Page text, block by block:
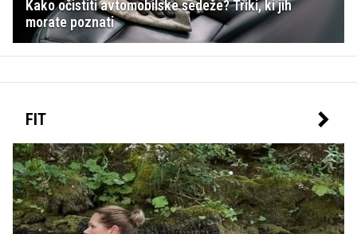
Kako očistiti avtomobilske sedeže? Triki, ki jih
morate poznati
FIT